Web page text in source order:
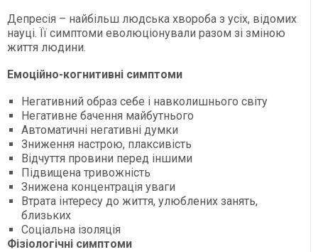
Депресія – найбільш людська хвороба з усіх, відомих
науці. Її симптоми еволюціонували разом зі зміною
життя людини.
Емоційно-когнитивні симптоми
Негативний образ себе і навколишнього світу
Негативне бачення майбутнього
Автоматичні негативні думки
Зниження настрою, плаксивість
Відчуття провини перед іншими
Підвищена тривожність
Знижена концентрація уваги
Втрата інтересу до життя, улюблених занять,
близьких
Соціальна ізоляція
Фізіологічні симптоми